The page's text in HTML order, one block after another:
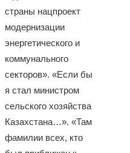
страны нацпроект
модернизации
энергетического и
коммунального
секторов». «Если бы
я стал министром
сельского хозяйства
Казахстана…». «Там
фамилии всех, кто